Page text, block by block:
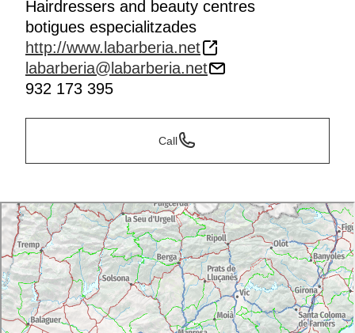
Hairdressers and beauty centres
botigues especialitzades
http://www.labarberia.net
labarberia@labarberia.net
932 173 395
Call